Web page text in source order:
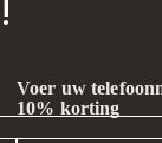
Voer uw
10% korting